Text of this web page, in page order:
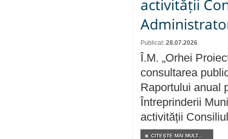
activității
Publicat: 28.07.2026
Î.M. „Orhei
consultarea
Raportului anual
Întreprinderii
activității
CITEŞTE MAI MULT...